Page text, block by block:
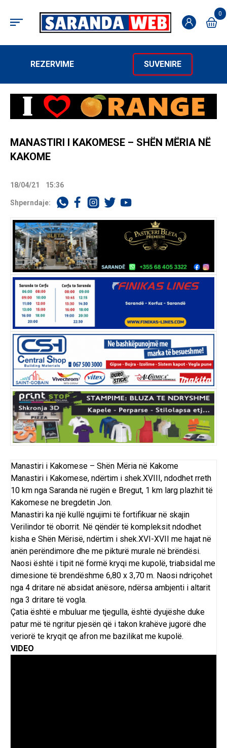
0
REZERVIME SUVENIRE
MANASTIRI I KAKOMESE – SHËN MËRIA NË
KAKOME
18/04/21 15:36
Shperndaje:
Manastiri i Kakomese – Shën Mëria në Kakome
Manastiri i Kakomese, ndërtim i shek.XVIII, ndodhet rreth
10 km nga Saranda në rugën e Bregut, 1 km larg plazhit të
Kakomese ne bregdetin Jon.
Manastiri ka një kullë ngujimi të fortifikuar në skajin
Verilindor të oborrit. Në qëndër të kompleksit ndodhet
kisha e Shën Mërisë, ndërtim i shek.XVI-XVII me hajat në
anën perëndimore dhe me pikturë murale në brëndësi.
Naosi është i tipit në formë kryqi me kupolë, triabsidal me
dimesione të brendëshme 6,80 x 3,70 m. Naosi ndriçohet
nga 4 dritare në absidat anësore, ndërsa ambjenti i altarit
nga 3 dritare të vogla.
Çatia është e mbuluar me tjegulla, është dyujëshe duke
patur më të ngritur pjesën që i takon krahëve jugorë dhe
veriorë te kryqit qe afron me bazilikat me kupolë.
VIDEO